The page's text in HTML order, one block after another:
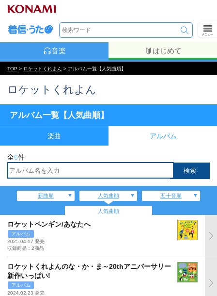
メニュー
音楽 はじめて
TOP > ロケットくれよん > アルバム一覧【人気曲順】
ロケットくれよん
アルバム一覧【人気曲順】
楽曲 アルバム
全6件
新曲順 人気曲順 五十音順
人気曲順
ロケットペンギン/あなたへ
アルバム
2025.04.07 発売
収録商品：2商品
ロケットくれよんのな・か・ま～20thアニバーサリー
新作いっぱい!
アルバム
2024.02.23 発売